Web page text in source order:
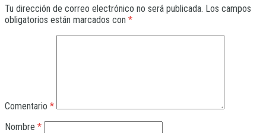
Tu dirección de correo electrónico no será publicada. Los campos
obligatorios están marcados con *
Comentario *
Nombre *